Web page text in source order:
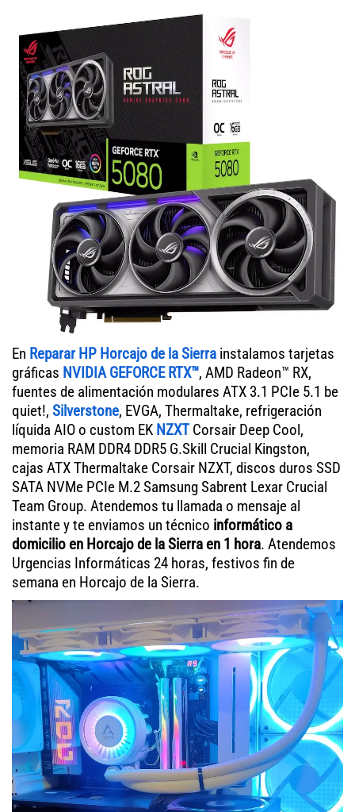
En Reparar HP Horcajo de la Sierra instalamos tarjetas
gráficas NVIDIA GEFORCE RTX™, AMD Radeon™ RX,
fuentes de alimentación modulares ATX 3.1 PCIe 5.1 be
quiet!, Silverstone, EVGA, Thermaltake, refrigeración
líquida AIO o custom EK NZXTCorsair Deep Cool,
memoria RAM DDR4 DDR5 G.Skill Crucial Kingston,
cajas ATX Thermaltake Corsair NZXT, discos duros SSD
SATA NVMe PCIe M.2 Samsung Sabrent Lexar Crucial
Team Group. Atendemos tu llamada o mensaje al
instante y te enviamos un técnico informático a
domicilio en Horcajo de la Sierra en 1 hora. Atendemos
Urgencias Informáticas 24 horas, festivos fin de
semana en Horcajo de la Sierra.